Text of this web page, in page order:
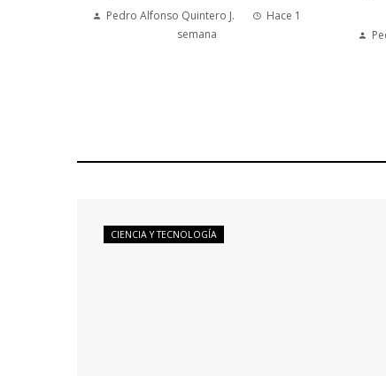
Pedro Alfonso Quintero J.
Hace 1
semana
CIENCIA Y TECNOLOGÍA